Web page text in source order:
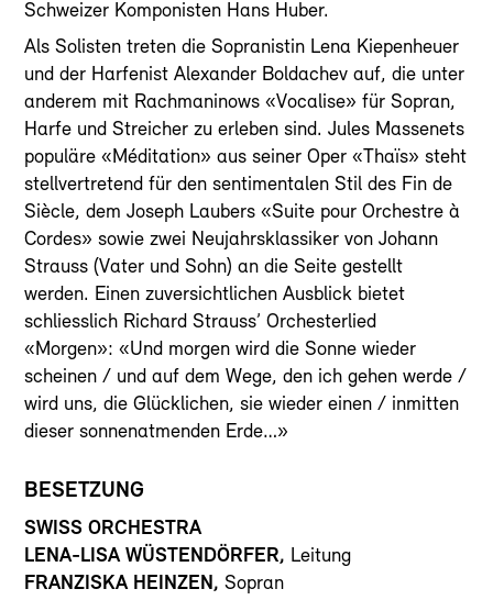
Schweizer Komponisten Hans Huber.
Als Solisten treten die Sopranistin Lena Kiepenheuer
und der Harfenist Alexander Boldachev auf, die unter
anderem mit Rachmaninows «Vocalise» für Sopran,
Harfe und Streicher zu erleben sind. Jules Massenets
populäre «Méditation» aus seiner Oper «Thaïs» steht
stellvertretend für den sentimentalen Stil des Fin de
Siècle, dem Joseph Laubers «Suite pour Orchestre à
Cordes» sowie zwei Neujahrsklassiker von Johann
Strauss (Vater und Sohn) an die Seite gestellt
werden. Einen zuversichtlichen Ausblick bietet
schliesslich Richard Strauss’ Orchesterlied
«Morgen»: «Und morgen wird die Sonne wieder
scheinen / und auf dem Wege, den ich gehen werde /
wird uns, die Glücklichen, sie wieder einen / inmitten
dieser sonnenatmenden Erde…»
BESETZUNG
SWISS ORCHESTRA
LENA-LISA WÜSTENDÖRFER, Leitung
FRANZISKA HEINZEN,Sopran